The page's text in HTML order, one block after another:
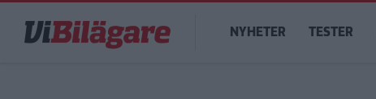
huvudinnehåll
Main
navigation
NYHETER TESTER